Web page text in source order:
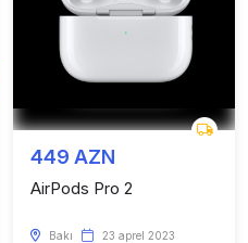
449 AZN
AirPods Pro 2
Bakı 23 aprel 2023